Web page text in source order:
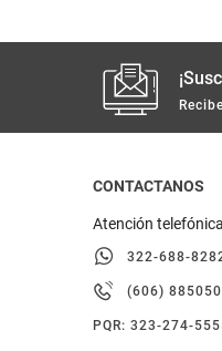
CONTACTANOS
Atención telefónica
322-688-
(606)
PQR: 323-274-